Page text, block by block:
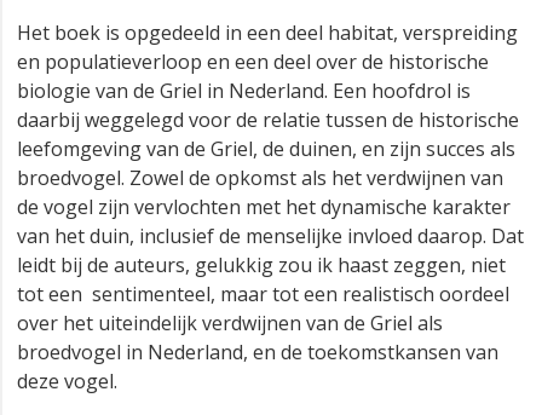
Het boek is opgedeeld in een deel habitat, verspreiding
en populatieverloop en een deel over de historische
biologie van de Griel in Nederland. Een hoofdrol is
daarbij weggelegd voor de relatie tussen de historische
leefomgeving van de Griel, de duinen, en zijn succes als
broedvogel. Zowel de opkomst als het verdwijnen van
de vogel zijn vervlochten met het dynamische karakter
van het duin, inclusief de menselijke invloed daarop. Dat
leidt bij de auteurs, gelukkig zou ik haast zeggen, niet
tot een sentimenteel, maar tot een realistisch oordeel
over het uiteindelijk verdwijnen van de Griel als
broedvogel in Nederland, en de toekomstkansen van
deze vogel.